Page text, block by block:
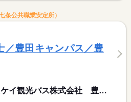
条公共職業安定所）
／豊田キャンパス／豊
愛知県豊田市 / エムケイ観光バス株式会社 豊田営業所